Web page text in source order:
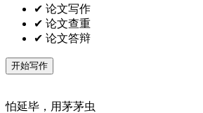
✔ 论文写作
✔ 论文查重
✔ 论文答辩
开始写作
怕延毕，用茅茅虫